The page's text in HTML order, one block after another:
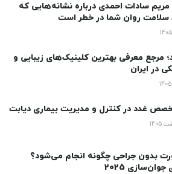
مریم سادات احمدی درباره نشانه‌هایی که
سلامت روان شما در خطر است
مرجع معرفی بهترین کلینیک‌های زیبایی و
در ایران
غدد در کنترل و مدیریت بیماری دیابت
بدون جراحی چگونه انجام می‌شود؟
2025